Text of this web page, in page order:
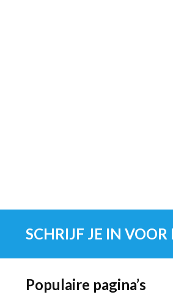
SCHRIJF JE IN
Populaire pagina’s